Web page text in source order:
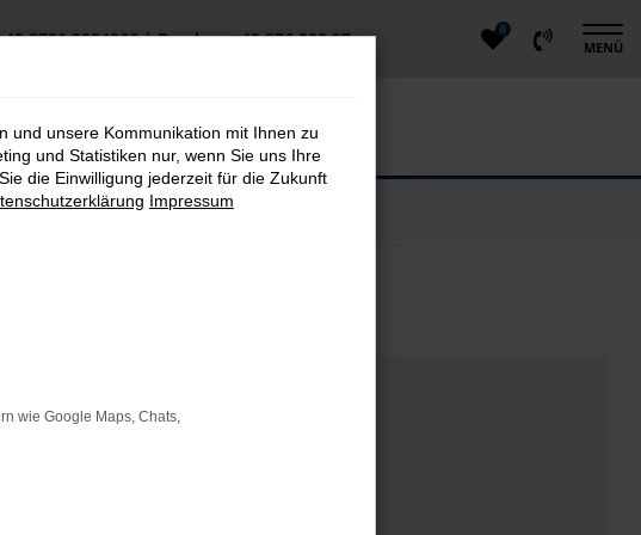
8731 3254866|Berglern +49 876 233 97 0
MENÜ
kaufen
und unsere Kommunikation mit Ihnen zu
und Statistiken nur, wenn Sie uns Ihre
die Einwilligung jederzeit für die Zukunft
Impressum
wie Google Maps, Chats,